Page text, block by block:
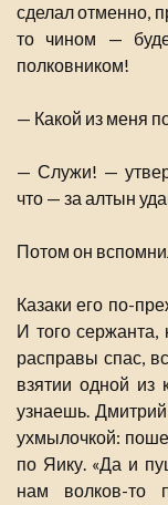
сделал отменно,
то чином —
полковником!
— Какой из меня
— Служи! —
что — за алтын
Потом он
Казаки его по-
И того
расправы спас,
взятии одной из
узнаешь.
ухмылочкой:
по Яику. «Да и
нам волков-то